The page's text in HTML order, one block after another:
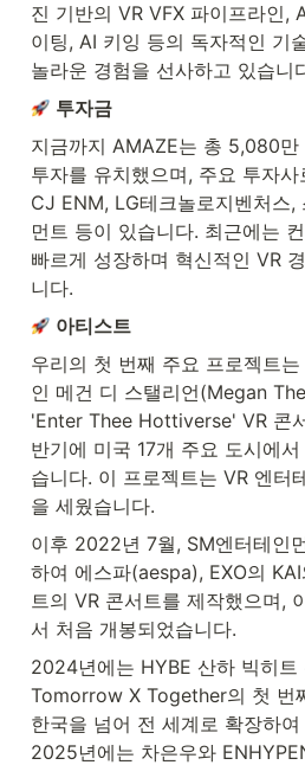
진 기반의 VR VFX 파이프라인,
이팅, AI 키잉 등의 독자적인 기
놀라운 경험을 선사하고 있습니
투자금
지금까지 AMAZE는 총 5,080
투자를 유치했으며, 주요 투자
CJ ENM, LG테크놀로지벤처스,
먼트 등이 있습니다. 최근에는
빠르게 성장하며 혁신적인 VR
니다.
아티스트
우리의 첫 번째 주요 프로젝트
인 메건 디 스탤리언(Megan
'Enter Thee Hottiverse' VR 콘
반기에 미국 17개 주요 도시에
습니다. 이 프로젝트는 VR 엔터
을 세웠습니다.
이후 2022년 7월, SM엔터테인
하여 에스파(aespa), EXO의
트의 VR 콘서트를 제작했으며,
서 처음 개봉되었습니다.
2024년에는 HYBE 산하 빅히트
Tomorrow X Together의 첫 번
한국을 넘어 전 세계로 확장하
2025년에는 차은우와